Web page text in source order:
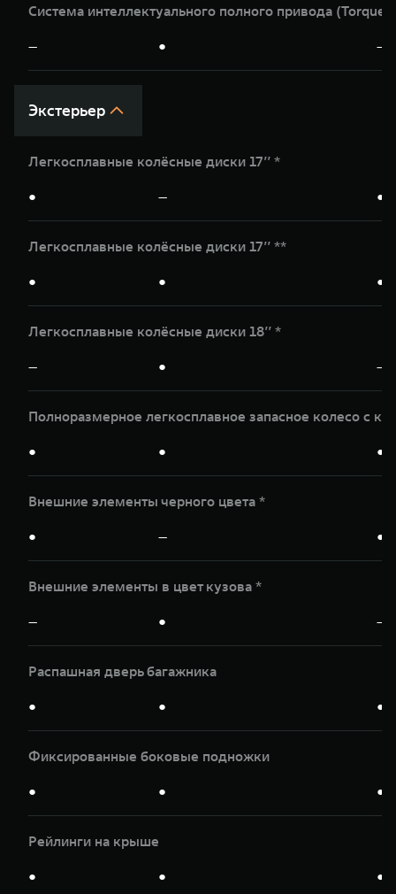
Система интеллектуального полного привода
— ● —
Экстерьер
Легкосплавные колёсные диски 17’’ *
● — ●
Легкосплавные колёсные диски 17’’ **
● ● ●
Легкосплавные колёсные диски 18’’ *
— ● —
Полноразмерное легкосплавное запасное колесо с
● ● ●
Внешние элементы черного цвета *
● — ●
Внешние элементы в цвет кузова *
— ● —
Распашная дверь багажника
● ● ●
Фиксированные боковые подножки
● ● ●
Рейлинги на крыше
● ● ●